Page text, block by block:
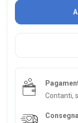
Contanti,
Consegna